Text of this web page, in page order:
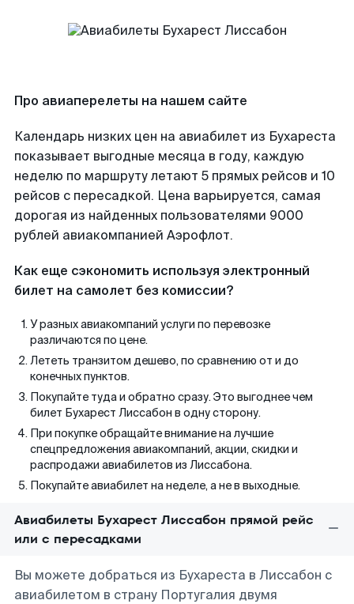
Про авиаперелеты на нашем сайте
Календарь низких цен на авиабилет из Бухареста
показывает выгодные месяца в году, каждую
неделю по маршруту летают 5 прямых рейсов и 10
рейсов с пересадкой. Цена варьируется, самая
дорогая из найденных пользователями 9000
рублей авиакомпанией Аэрофлот.
Как еще сэкономить используя электронный
билет на самолет без комиссии?
У разных авиакомпаний услуги по перевозке
различаются по цене.
Лететь транзитом дешево, по сравнению от и до
конечных пунктов.
Покупайте туда и обратно сразу. Это выгоднее чем
билет Бухарест Лиссабон в одну сторону.
При покупке обращайте внимание на лучшие
спецпредложения авиакомпаний, акции, скидки и
распродажи авиабилетов из Лиссабона.
Покупайте авиабилет на неделе, а не в выходные.
Авиабилеты Бухарест Лиссабон прямой рейс
или с пересадками
Вы можете добраться из Бухареста в Лиссабон с
авиабилетом в страну Португалия двумя